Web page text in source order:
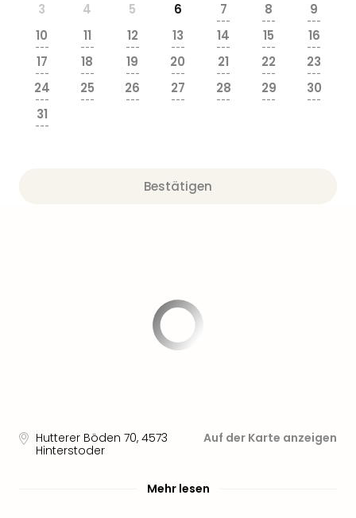
3
4 5 6 7
---
8
---
9
---
10
---
11
---
12
---
13
---
14
---
15
---
16
---
17
---
18
---
19
---
20
---
21
---
22
---
23
---
24
---
25
---
26
---
27
---
28
---
29
---
30
---
31
---
Bestätigen
Hutterer Böden 70, 4573
Hinterstoder
Auf der Karte anzeigen
Mehr lesen